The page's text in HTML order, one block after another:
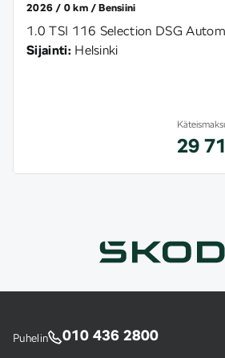
2026 0 km Bensiini
1.0 TSI 116 Selection DSG
Sijainti: Helsinki
29
Puhelin 010 436 2800